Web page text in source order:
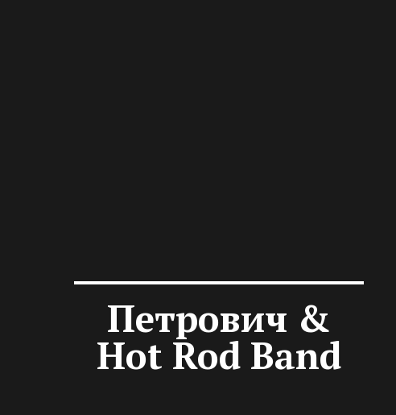
Петрович &
Hot Rod Band